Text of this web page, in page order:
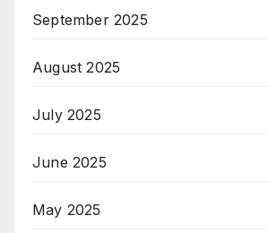
September 2025
August 2025
July 2025
June 2025
May 2025